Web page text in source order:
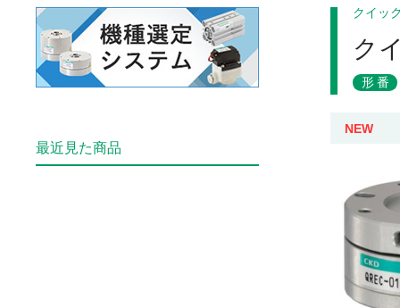
クイッ
ク
形番
NEW
最近見た商品